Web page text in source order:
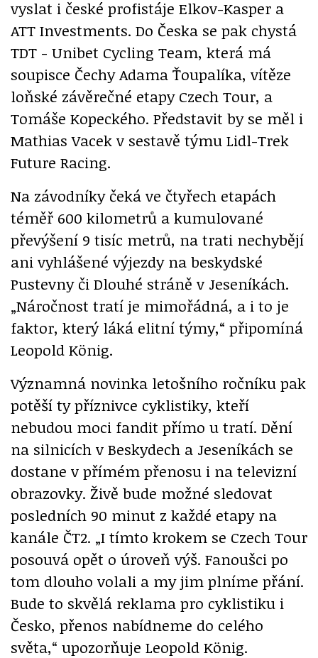
vyslat i české profistáje Elkov-Kasper a
ATT Investments. Do Česka se pak chystá
TDT - Unibet Cycling Team, která má
soupisce Čechy Adama Ťoupalíka, vítěze
loňské závěrečné etapy Czech Tour, a
Tomáše Kopeckého. Představit by se měl i
Mathias Vacek v sestavě týmu Lidl-Trek
Future Racing.
Na závodníky čeká ve čtyřech etapách
téměř 600 kilometrů a kumulované
převýšení 9 tisíc metrů, na trati nechybějí
ani vyhlášené výjezdy na beskydské
Pustevny či Dlouhé stráně v Jeseníkách.
„Náročnost tratí je mimořádná, a i to je
faktor, který láká elitní týmy,“ připomíná
Leopold König.
Významná novinka letošního ročníku pak
potěší ty příznivce cyklistiky, kteří
nebudou moci fandit přímo u tratí. Dění
na silnicích v Beskydech a Jeseníkách se
dostane v přímém přenosu i na televizní
obrazovky. Živě bude možné sledovat
posledních 90 minut z každé etapy na
kanále ČT2. „I tímto krokem se Czech Tour
posouvá opět o úroveň výš. Fanoušci po
tom dlouho volali a my jim plníme přání.
Bude to skvělá reklama pro cyklistiku i
Česko, přenos nabídneme do celého
světa,“ upozorňuje Leopold König.